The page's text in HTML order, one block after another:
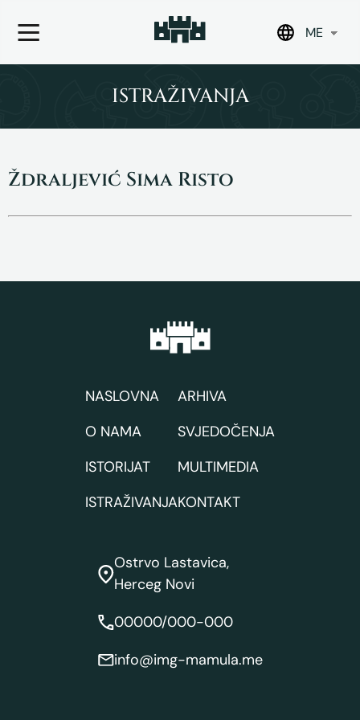
ME
ISTRAŽIVANJA
Ždraljević Sima Risto
NASLOVNA
O NAMA
ISTORIJAT
ISTRAŽIVANJA
ARHIVA
SVJEDOČENJA
MULTIMEDIA
KONTAKT
Ostrvo Lastavica,
Herceg Novi
00000/000-000
info@img-mamula.me